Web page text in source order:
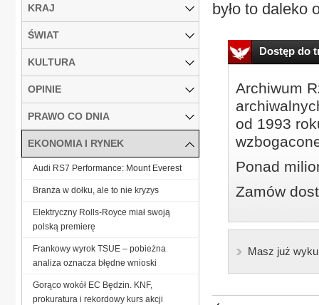
było to daleko
Dostęp do
Archiwum
od 1993
Ponad
Zamów
Masz już
KRAJ
ŚWIAT
KULTURA
OPINIE
PRAWO CO DNIA
EKONOMIA I RYNEK
Audi RS7 Performance: Mount Everest
Branża w dołku, ale to nie kryzys
Elektryczny Rolls-Royce miał swoją
polską premierę
Frankowy wyrok TSUE – pobieżna
analiza oznacza błędne wnioski
Gorąco wokół EC Będzin. KNF,
prokuratura i rekordowy kurs akcji